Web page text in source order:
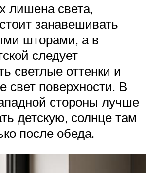
лишена света,
занавешивать
шторами, а в
следует
светлые оттенки и
свет поверхности. В
стороны лучше
детскую, солнце там
после обеда.